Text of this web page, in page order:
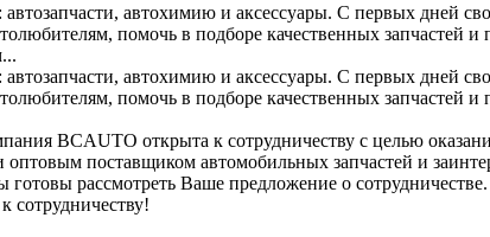
автохимию и аксессуары. С первых дней
помочь в подборе качественных
автохимию и аксессуары. С первых дней
помочь в подборе качественных
BCAUTO открыта к сотрудничеству с целью
оптовым поставщиком автомобильных запчастей и
рассмотреть Ваше предложение о сотрудничестве.
сотрудничеству!